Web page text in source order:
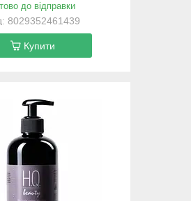
до відправки
8029352461439
Купити